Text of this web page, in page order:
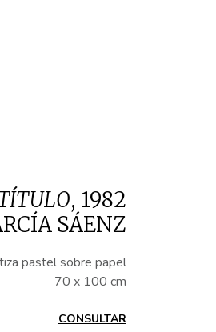
, 1982
SÁENZ
pastel sobre papel
70 x 100 cm
CONSULTAR